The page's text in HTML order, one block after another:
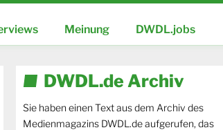
Meinung DWDL.jobs
DWDL.de Archiv
Sie haben einen Text aus dem Archiv des
Medienmagazins DWDL.de aufgerufen, das